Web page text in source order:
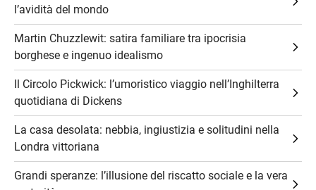
l’avidità del mondo
Martin Chuzzlewit: satira familiare tra ipocrisia
borghese e ingenuo idealismo
Il Circolo Pickwick: l’umoristico viaggio nell’Inghilterra
quotidiana di Dickens
La casa desolata: nebbia, ingiustizia e solitudini nella
Londra vittoriana
Grandi speranze: l’illusione del riscatto sociale e la vera